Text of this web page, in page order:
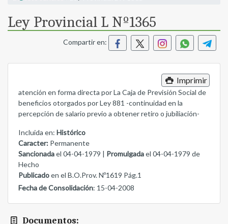
Ley Provincial L Nº1365
Compartir en:
Imprimir
atención en forma directa por La Caja de Previsión Social de
beneficios otorgados por Ley 881 -continuidad en la
percepción de salario previo a obtener retiro o jubiliación-
Incluida en: Histórico
Caracter: Permanente
Sancionadael 04-04-1979 | Promulgadael 04-04-1979 de
Hecho
Publicadoen el B.O.Prov. Nº1619 Pág.1
Fecha de Consolidación: 15-04-2008
Documentos: